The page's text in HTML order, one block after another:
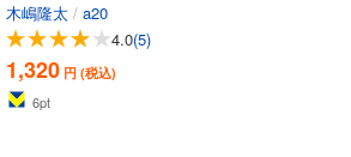
木嶋隆太 / a20
4.0(5)
1,320 円 (税込)
6pt